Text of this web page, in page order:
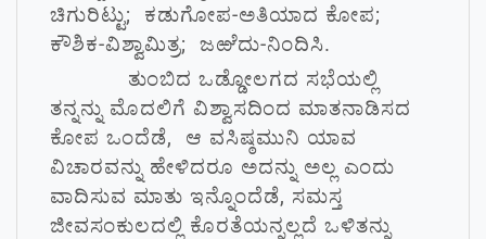
ಚಿಗುರಿಟ್ಟು; ಕಡುಗೋಪ-ಅತಿಯಾದ ಕೋಪ;
ಕೌಶಿಕ-ವಿಶ್ವಾಮಿತ್ರ; ಜಱೆದು-ನಿಂದಿಸಿ.
ತುಂಬಿದ ಒಡ್ಡೋಲಗದ ಸಭೆಯಲ್ಲಿ
ತನ್ನನ್ನು ಮೊದಲಿಗೆ ವಿಶ್ವಾಸದಿಂದ ಮಾತನಾಡಿಸದ
ಕೋಪ ಒಂದೆಡೆ, ಆ ವಸಿಷ್ಠಮುನಿ ಯಾವ
ವಿಚಾರವನ್ನು ಹೇಳಿದರೂ ಅದನ್ನು ಅಲ್ಲ ಎಂದು
ವಾದಿಸುವ ಮಾತು ಇನ್ನೊಂದೆಡೆ, ಸಮಸ್ತ
ಜೀವಸಂಕುಲದಲ್ಲಿ ಕೊರತೆಯನ್ನಲ್ಲದೆ ಒಳಿತನ್ನು